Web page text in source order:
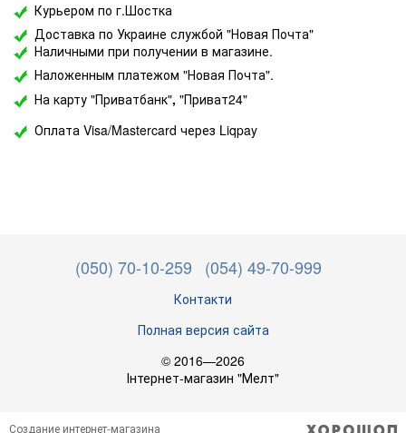
Курьером по г.Шостка
Доставка по Украине службой "Новая Почта"
Наличными при получении в магазине.
Наложенным платежом "Новая Почта".
На карту "Приватбанк", "Приват24"
Оплата Visa/Mastercard через Liqpay
(050) 70-10-259 (054) 49-70-999
Контакти
Полная версия сайта
© 2016—2026
Інтернет-магазин "Мелт"
Создание интернет-магазина